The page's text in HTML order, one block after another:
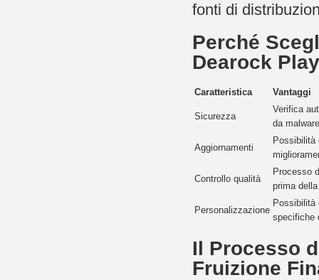
fonti di
Perché
Dearock Play
Caratteristica Vantaggi
Sicurezza
Verifica
da
Aggiornamenti
Possibilità
Controllo qualità
Processo
prima
Personalizzazione
Possibilità
specifiche
Il Processo
Fruizione